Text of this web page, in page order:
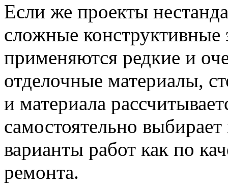
Если же проекты
сложные
применяются редкие и
отделочные материалы,
и материала
самостоятельно
варианты работ как по
ремонта.